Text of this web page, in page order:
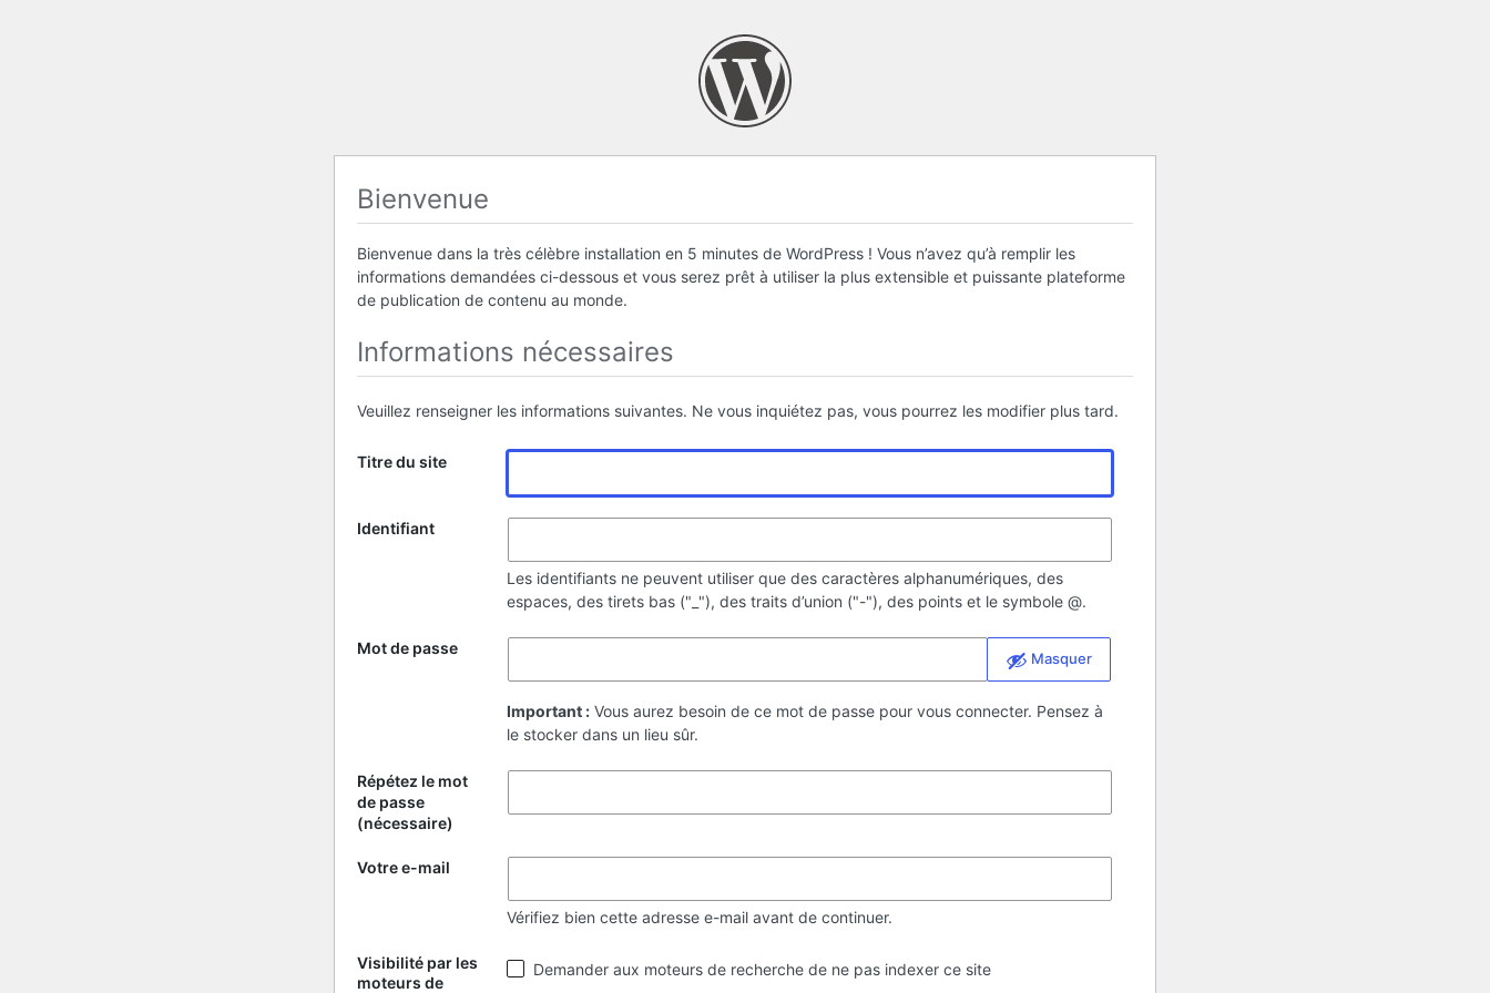
Bienvenue
Bienvenue dans la très célèbre installation en 5 minutes de WordPress ! Vous n’avez qu’à remplir les
informations demandées ci-dessous et vous serez prêt à utiliser la plus extensible et puissante plateforme
de publication de contenu au monde.
Informations nécessaires
Veuillez renseigner les informations suivantes. Ne vous inquiétez pas, vous pourrez les modifier plus tard.
Titre du site
Identifiant
Les identifiants ne peuvent utiliser que des caractères alphanumériques, des
espaces, des tirets bas ("_"), des traits d’union ("-"), des points et le symbole @.
Mot de passe
Masquer
Important : Vous aurez besoin de ce mot de passe pour vous connecter. Pensez à
le stocker dans un lieu sûr.
Répétez le mot
de passe
(nécessaire)
Votre e-mail
Vérifiez bien cette adresse e-mail avant de continuer.
Visibilité par les
moteurs de
Visibilité
par
Demander aux moteurs de recherche de ne pas indexer ce site